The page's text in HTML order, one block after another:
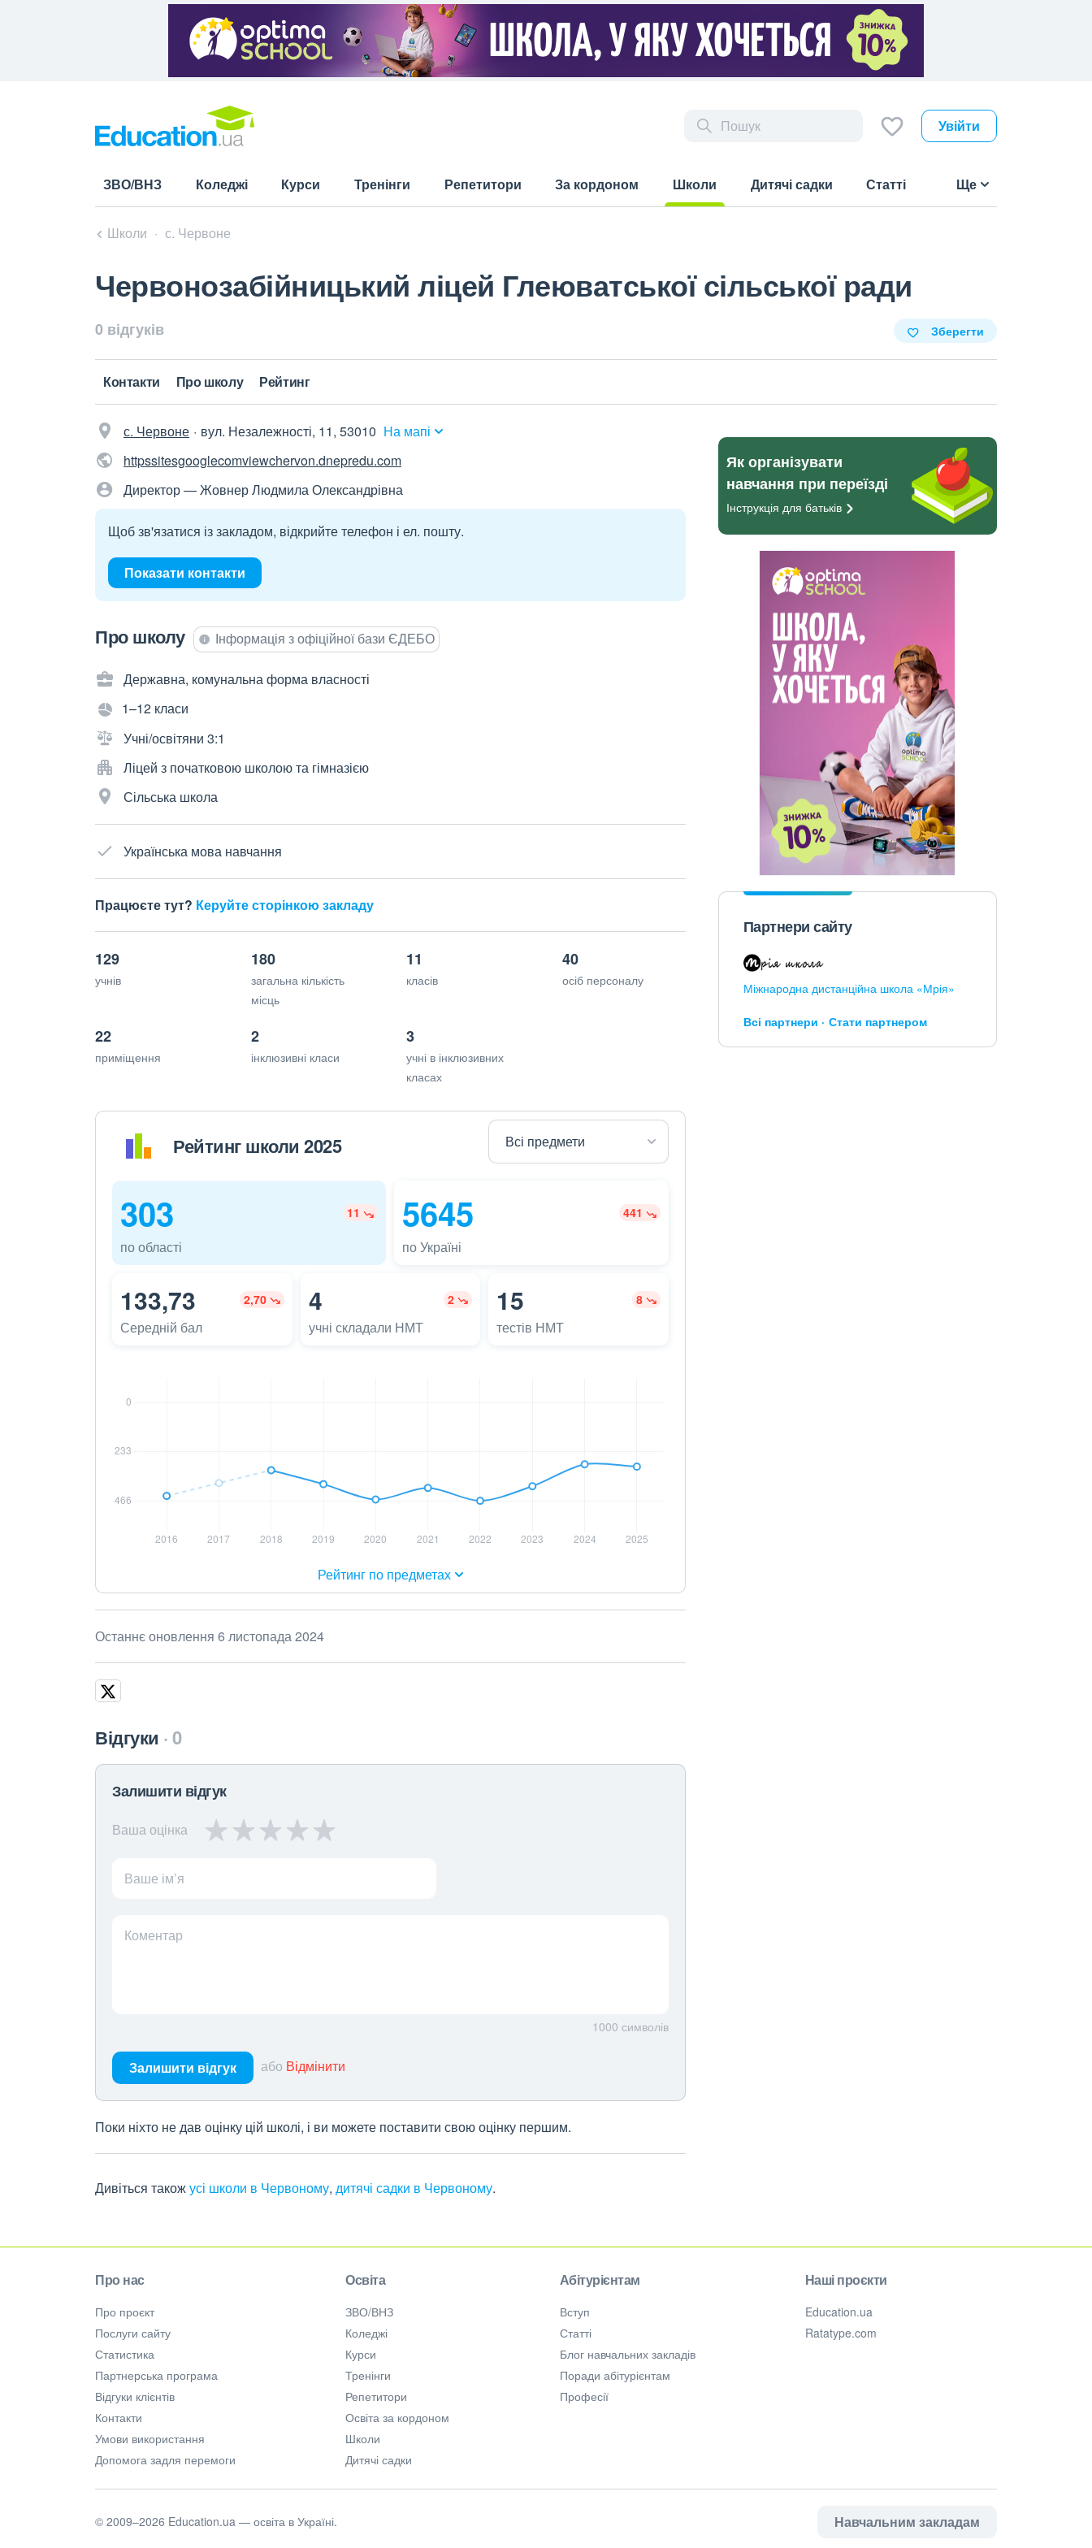
Увійти
ЗВО/ВНЗ Коледжі Курси Тренінги Репетитори За кордоном
Школи
Дитячі садки Статті Ще
Школи с. Червоне
Червонозабійницький ліцей Глеюватської сільської ради
0 відгуків Зберегти
Контакти Про школу Рейтинг
с. Червоне вул. Незалежності, 11, 53010 На мапі
httpssitesgooglecomviewchervon.dnepredu.com
Директор — Жовнер Людмила Олександрівна
Щоб зв'язатися із закладом, відкрийте телефон і ел. пошту.
Показати контакти
Про школу Інформація з офіційної бази ЄДЕБО
Державна, комунальна форма власності
1–12 класи
Учні/освітяни 3:1
Ліцей з початковою школою та гімназією
Сільська школа
Українська мова навчання
Працюєте тут? Керуйте сторінкою закладу
129
учнів
180
загальна кількість
місць
11
класів
40
осіб персоналу
22
приміщення
2
інклюзивні класи
3
учні в інклюзивних
класах
Рейтинг школи 2025
303 11
по області
5645 441
по Україні
133,73 2,70
Середній бал
4 2
учні складали НМТ
15 8
тестів НМТ
Рейтинг по предметах
Останнє оновлення 6 листопада 2024
Відгуки 0
Залишити відгук
Ваша оцінка
Ваше ім’я
Коментар
1000 символів
Залишити відгук або Відмінити
Поки ніхто не дав оцінку цій школі, і ви можете поставити свою оцінку першим.
Дивіться такожусі школи в Червоному, дитячі садки в Червоному.
Як організувати
навчання при переїзді
Інструкція для батьків
Партнери сайту
Міжнародна дистанційна школа «Мрія»
Всі партнери Стати партнером
Про нас
Про проєкт
Послуги сайту
Статистика
Партнерська програма
Відгуки клієнтів
Контакти
Умови використання
Допомога задля перемоги
Освіта
ЗВО/ВНЗ
Коледжі
Курси
Тренінги
Репетитори
Освіта за кордоном
Школи
Дитячі садки
Абітурієнтам
Вступ
Статті
Блог навчальних закладів
Поради абітурієнтам
Професії
Наші проєкти
Education.ua
Ratatype.com
Навчальним закладам
© 2009–2026 Education.ua — освіта в Україні.